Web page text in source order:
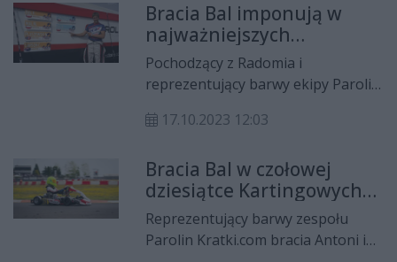
powołania do kadry Narodowej na
rok 2024.
Bracia Bal imponują w
najważniejszych
zawodach w świecie
kartingu
Pochodzący z Radomia i
reprezentujący barwy ekipy Parolin
świetne tempo w jednej z
kartingowych na świecie,
prestiżowym Super Finale serii Rok
Cup na włoskim torze w Lonato.
17.10.2023 12:03
Bracia Bal w czołowej
dziesiątce Kartingowych
Mistrzostw Polski w
Słomczynie
Reprezentujący barwy zespołu
Parolin Kratki.com bracia Antoni i